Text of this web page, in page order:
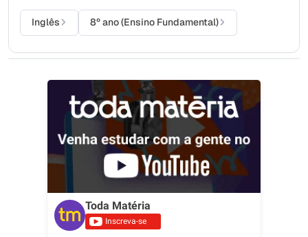
Inglês 8º ano (Ensino Fundamental)
Toda Matéria
Inscreva-se